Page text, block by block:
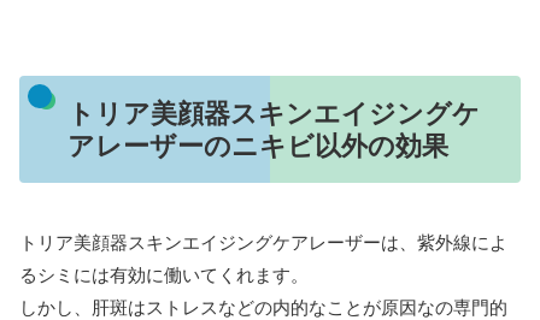
トリア美顔器スキンエイジングケ
アレーザーのニキビ以外の効果
トリア美顔器スキンエイジングケアレーザーは、紫外線によ
るシミには有効に働いてくれます。
しかし、肝斑はストレスなどの内的なことが原因なの専門的